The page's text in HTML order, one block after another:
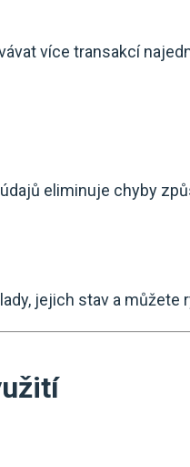
více transakcí
eliminuje chyby
jejich stav a můžete